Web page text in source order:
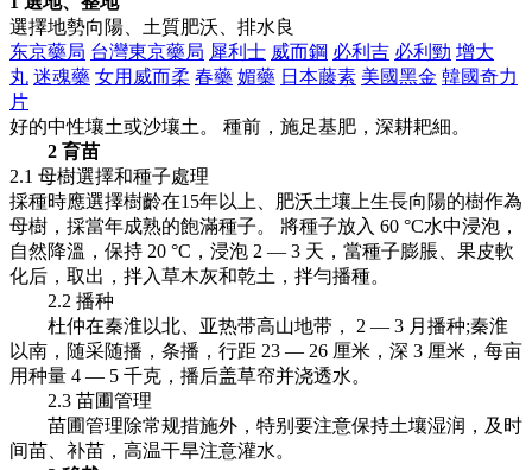
選擇地勢向陽、土質肥沃、排水良
东京藥局 台灣東京藥局 犀利士 威而鋼 必利吉 必利勁 增大
丸 迷魂藥 女用威而柔 春藥 媚藥 日本藤素 美國黑金 韓國奇力
片
好的中性壤土或沙壤土。 種前，施足基肥，深耕耙細。
2 育苗
2.1 母樹選擇和種子處理
採種時應選擇樹齡在15年以上、肥沃土壤上生長向陽的樹作為
母樹，採當年成熟的飽滿種子。 將種子放入 60 °C水中浸泡，
自然降溫，保持 20 °C，浸泡 2 — 3 天，當種子膨脹、果皮軟
化后，取出，拌入草木灰和乾土，拌勻播種。
2.2 播种
杜仲在秦淮以北、亚热带高山地带， 2 — 3 月播种;秦淮
以南，随采随播，条播，行距 23 — 26 厘米，深 3 厘米，每亩
用种量 4 — 5 千克，播后盖草帘并浇透水。
2.3 苗圃管理
苗圃管理除常规措施外，特别要注意保持土壤湿润，及时
间苗、补苗，高温干旱注意灌水。